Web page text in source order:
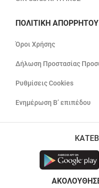
ΠΟΛΙΤΙΚΗ ΑΠΟΡΡΗΤΟΥ
Όροι Χρήσης
Δήλωση Προστασίας
Ρυθμίσεις Cookies
Ενημέρωση Β’ επιπέδου